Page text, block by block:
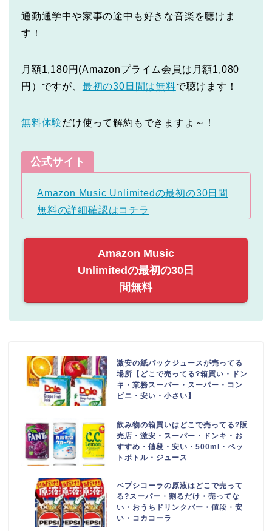
通勤通学中や家事の途中も好きな音楽を聴けま
す！
月額1,180円(Amazonプライム会員は月額1,080
円）ですが、 最初の30日間は無料で聴けます！
無料体験だけ使って解約もできますよ～！
公式サイト
Amazon Music Unlimitedの最初の30日間
無料の詳細確認はコチラ
Amazon Music
Unlimitedの最初の30日
間無料
激安の紙パックジュースが売ってる
場所【どこで売ってる?箱買い・ドン
キ・業務スーパー・スーパー・コン
ビニ・安い・小さい】
飲み物の箱買いはどこで売ってる?販
売店・激安・スーパー・ドンキ・お
すすめ・値段・安い・500ml・ペッ
トボトル・ジュース
ペプシコーラの原液はどこで売って
る?スーパー・割るだけ・売ってな
い・おうちドリンクバー・値段・安
い・コカコーラ